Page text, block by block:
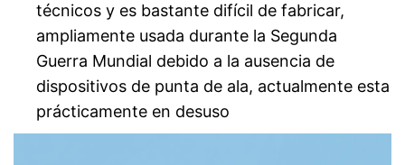
técnicos y es bastante difícil de fabricar,
ampliamente usada durante la Segunda
Guerra Mundial debido a la ausencia de
dispositivos de punta de ala, actualmente esta
prácticamente en desuso